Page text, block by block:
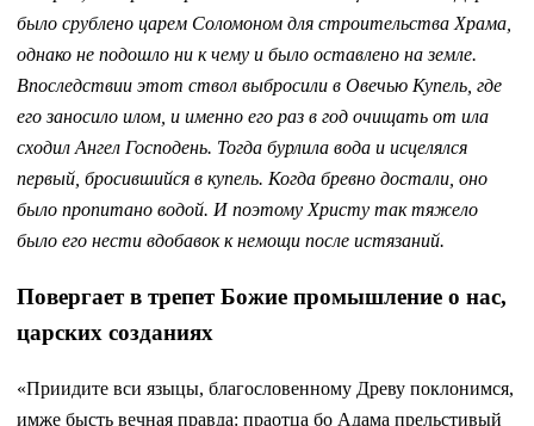
было срублено царем Соломоном для строительства Храма,
однако не подошло ни к чему и было оставлено на земле.
Впоследствии этот ствол выбросили в Овечью Купель, где
его заносило илом, и именно его раз в год очищать от ила
сходил Ангел Господень. Тогда бурлила вода и исцелялся
первый, бросившийся в купель. Когда бревно достали, оно
было пропитано водой. И поэтому Христу так тяжело
было его нести вдобавок к немощи после истязаний.
Повергает в трепет Божие промышление о нас,
царских созданиях
«Приидите вси языцы, благословенному Древу поклонимся,
имже бысть вечная правда: праoтца бо Адама прельстивый